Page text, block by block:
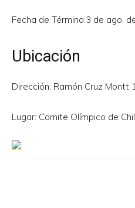
Fecha de Término:3 de ago.
Ubicación
Dirección: Ramón Cruz Montt
Lugar: Comite Olímpico de